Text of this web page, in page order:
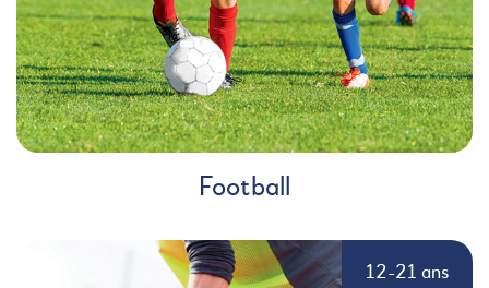
Football
12-21 ans